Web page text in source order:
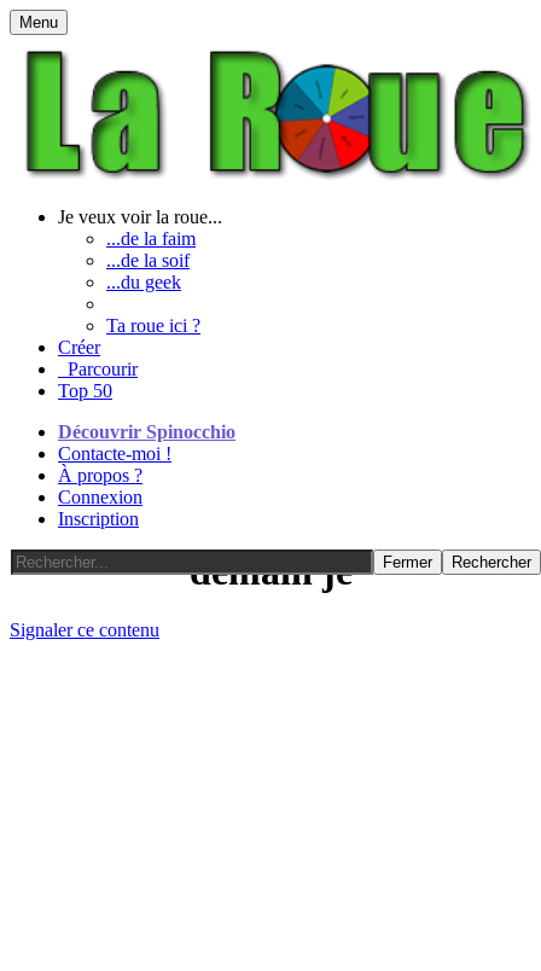
Menu
Je veux voir la roue...
...de la faim
...de la soif
...du geek
Ta roue ici ?
Créer
Parcourir
Top 50
Découvrir Spinocchio
Contacte-moi !
À propos ?
Connexion
Inscription
Fermer Rechercher
demain je
Signaler ce contenu